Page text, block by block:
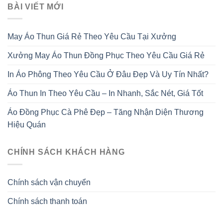
BÀI VIẾT MỚI
May Áo Thun Giá Rẻ Theo Yêu Cầu Tại Xưởng
Xưởng May Áo Thun Đồng Phục Theo Yêu Cầu Giá Rẻ
In Áo Phông Theo Yêu Cầu Ở Đâu Đẹp Và Uy Tín Nhất?
Áo Thun In Theo Yêu Cầu – In Nhanh, Sắc Nét, Giá Tốt
Áo Đồng Phục Cà Phê Đẹp – Tăng Nhận Diện Thương
Hiệu Quán
CHÍNH SÁCH KHÁCH HÀNG
Chính sách vận chuyển
Chính sách thanh toán